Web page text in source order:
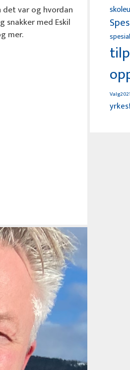
var og hvordan
med Eskil
mer.
Valg2021